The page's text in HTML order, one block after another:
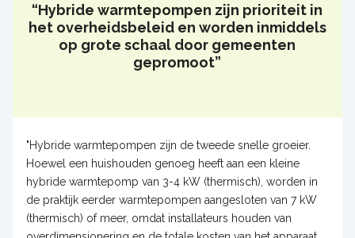
“Hybride warmtepompen zijn prioriteit in
het overheidsbeleid en worden inmiddels
op grote schaal door gemeenten
gepromoot”
"Hybride warmtepompen zijn de tweede snelle groeier.
Hoewel een huishouden genoeg heeft aan een kleine
hybride warmtepomp van 3-4 kW (thermisch), worden in
de praktijk eerder warmtepompen aangesloten van 7 kW
(thermisch) of meer, omdat installateurs houden van